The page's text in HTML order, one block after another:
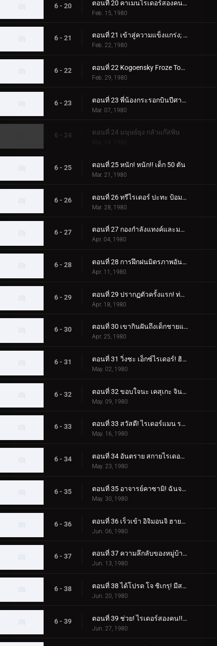
6 - 20 ตอนที่ 20 คาเมนไรเดอร์สองคนซึ่งเป็นอีกคนหนึ่ง
Feb. 15, 1980
6 - 21 ตอนที่ 21 เข้าสู่ความแข็งแกร่ง; สองคนขี่ปะทะ สัตว์ประหลาดที่น่าเกรงขามสองตัว
Feb. 22, 1980
6 - 22 ตอนที่ 22 Kogoensky Froze Tokyo 5 วินาทีที่แล้ว
Feb. 29, 1980
6 - 23 ตอนที่ 23 พี่น้องกระรอกบินปีศาจและนักขี่สองคน
Mar. 07, 1980
6 - 24 ตอนที่ 24 มนุษย์ยุง กลัวแก๊สพิษ
Mar. 14, 1980
6 - 25 ตอนที่ 25 หนัก! หนัก!! เด็ก 50 ตัน
Mar. 21, 1980
6 - 26 ตอนที่ 26 ทรีไรเดอร์ ปะทะ ป้อมปราการโรงเรียนของนีโอช็อคเกอร์
Mar. 28, 1980
6 - 27 ตอนที่ 27 กองกำลังแทงค์และมอนสเตอร์ เจเนอเรชั่นที่ 2 เต็มกำลังของนักขี่ทั้งแปดคน
Apr. 04, 1980
6 - 28 ตอนที่ 28 การฝึกฝนมิตรภาพอันยิ่งใหญ่ของนักขี่ทั้งแปด
Apr. 11, 1980
6 - 29 ตอนที่ 29 ปรากฏตัวครั้งแรก! ท่าจบที่เสริมความแข็งแกร่งของ Skyrider
Apr. 18, 1980
6 - 30 ตอนที่ 30 เขากินฝันถึงเด็กชายแปลกหน้าที่มาจากอเมซอน
Apr. 25, 1980
6 - 31 ตอนที่ 31 วิ่งซะ เอ็กซ์ไรเดอร์! ฮิโรชิ สึคุบะ! อย่าตาย!!
May. 02, 1980
6 - 32 ตอนที่ 32 ขอบใจนะ เคสุเกะ จิน! ทิ้งการโจมตีครั้งสุดท้ายไว้ที่ฉัน!!
May. 09, 1980
6 - 33 ตอนที่ 33 สวัสดี! ไรเดอร์แมน ระวังเนซึระแมนด้วย
May. 16, 1980
6 - 34 ตอนที่ 34 อันตราย สกายไรเดอร์! เขามาแล้ว! คาซามิ ชิโระ!!
May. 23, 1980
6 - 35 ตอนที่ 35 อาจารย์คาซามิ! ฉันจะจับแก๊งปลาหมึกยักษ์!!
May. 30, 1980
6 - 36 ตอนที่ 36 เร็วเข้า อิจิมอนจิ ฮายาโตะ! ช่วยคนติดต้นไม้!!
Jun. 06, 1980
6 - 37 ตอนที่ 37 ความลึกลับของหมู่บ้านนาคีรี! ฮิโรชิติดอยู่บนต้นไม้ด้วยหรือเปล่า
Jun. 13, 1980
6 - 38 ตอนที่ 38 ได้โปรด โจ ชิเกรุ! มีสถานที่ฝึกบังคับบัญชาที่มีเงินเดือนหนึ่งล้านเยน
Jun. 20, 1980
6 - 39 ตอนที่ 39 ช่วย! ไรเดอร์สองคน!! แม่กลายเป็นปีศาจ
Jun. 27, 1980